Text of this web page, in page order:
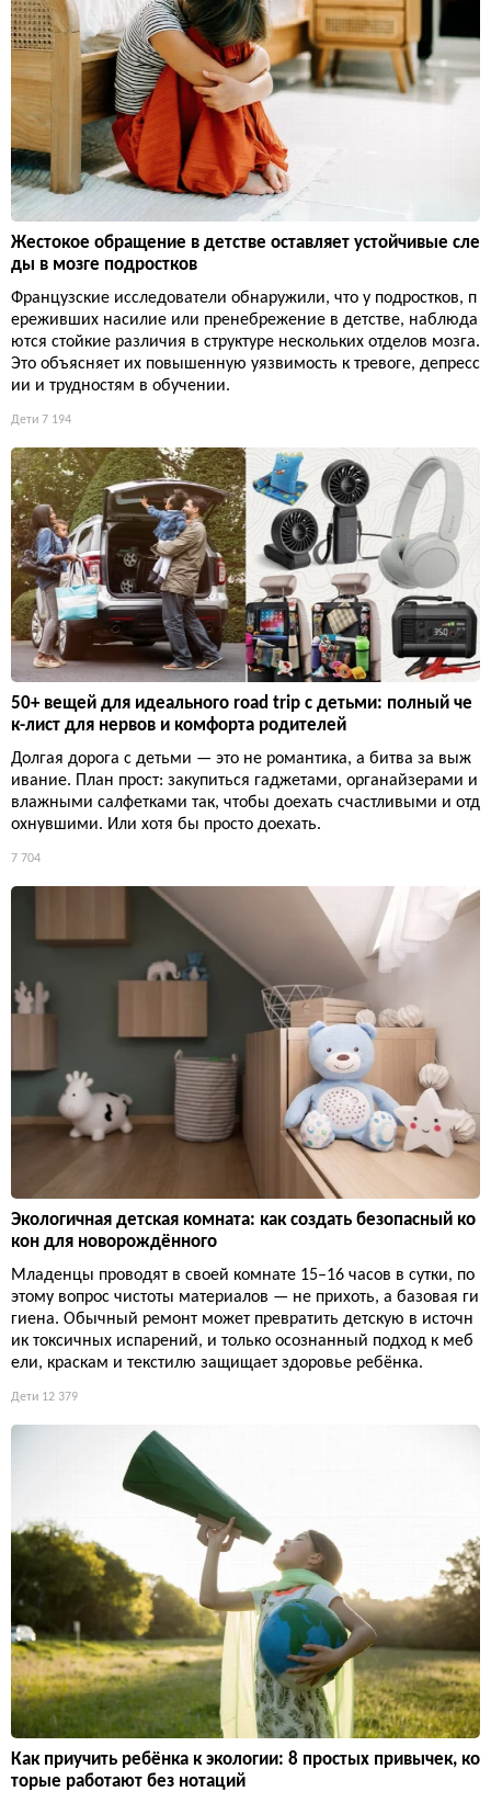
Жестокое обращение в детстве оставляет устойчивые сле
ды в мозге подростков
Французские исследователи обнаружили, что у подростков, п
ереживших насилие или пренебрежение в детстве, наблюда
ются стойкие различия в структуре нескольких отделов мозга.
Это объясняет их повышенную уязвимость к тревоге, депресс
ии и трудностям в обучении.
Дети 7 194
50+ вещей для идеального road trip с детьми: полный че
к-лист для нервов и комфорта родителей
Долгая дорога с детьми — это не романтика, а битва за выж
ивание. План прост: закупиться гаджетами, органайзерами и
влажными салфетками так, чтобы доехать счастливыми и отд
охнувшими. Или хотя бы просто доехать.
7 704
Экологичная детская комната: как создать безопасный ко
кон для новорождённого
Младенцы проводят в своей комнате 15–16 часов в сутки, по
этому вопрос чистоты материалов — не прихоть, а базовая ги
гиена. Обычный ремонт может превратить детскую в источн
ик токсичных испарений, и только осознанный подход к меб
ели, краскам и текстилю защищает здоровье ребёнка.
Дети 12 379
Как приучить ребёнка к экологии: 8 простых привычек, ко
торые работают без нотаций